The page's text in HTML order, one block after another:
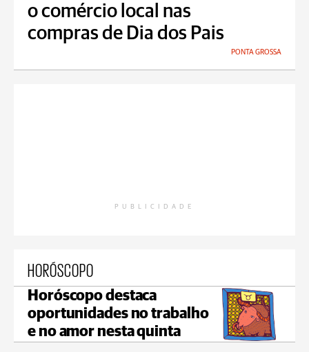
o comércio local nas
compras de Dia dos Pais
PONTA GROSSA
PUBLICIDADE
HORÓSCOPO
Horóscopo destaca
oportunidades no trabalho
e no amor nesta quinta